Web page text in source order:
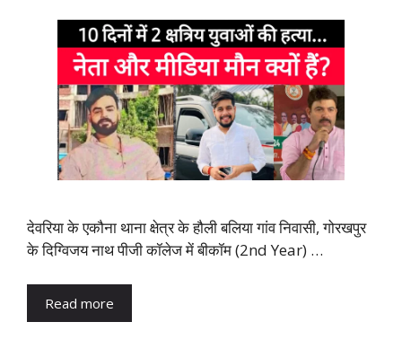
देवरिया के एकौना थाना क्षेत्र के हौली बलिया गांव निवासी, गोरखपुर
के दिग्विजय नाथ पीजी कॉलेज में बीकॉम (2nd Year) …
Read more